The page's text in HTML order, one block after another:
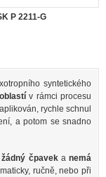
P 2211-G
syntetického
v rámci procesu
rychle schnul
a potom se snadno
čpavekanemá
ručně, nebo při